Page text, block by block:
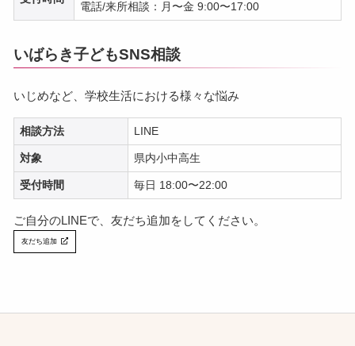
電話/来所相談：月〜金 9:00〜17:00
いばらき子どもSNS相談
いじめなど、学校生活における様々な悩み
相談方法 LINE
対象 県内小中高生
受付時間 毎日 18:00〜22:00
ご自分のLINEで、友だち追加をしてください。
友だち追加